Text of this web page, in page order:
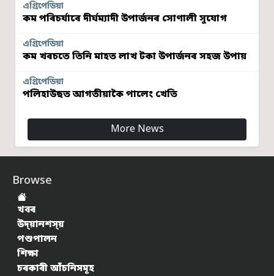
এগ্ৰিপেডিয়া
কম পৰিচৰ্যাৰে দীৰ্ঘম্যাদী উপাৰ্জনৰ সোণালী সুযোগ
এগ্ৰিপেডিয়া
কম খৰচতে তিনি মাহত লাখ টকা উপাৰ্জনৰ সহজ উপায়
এগ্ৰিপেডিয়া
পলিহাউছত আগতীয়াকৈ পালেং খেতি
More News
Browse
খবৰ
উদ্য়ানশস্য়
পশুপালন
শিক্ষা
চৰকাৰী আঁচনিসমূহ